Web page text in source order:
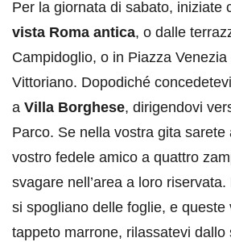
Per la giornata di sabato, iniziate
vista Roma antica, o dalle
Campidoglio, o in Piazza Venezia
Vittoriano. Dopodiché
a Villa Borghese, dirigendovi
Parco. Se nella vostra gita sarete
vostro fedele amico a quattro
svagare nell’area a loro
si spogliano delle foglie, e queste
tappeto marrone, rilassatevi dallo